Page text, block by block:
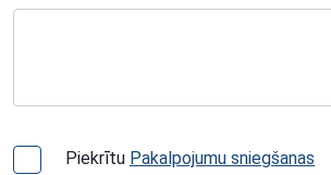
Piekrītu Pakalpojumu sniegšanas